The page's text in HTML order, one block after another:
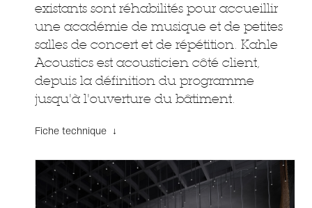
existants sont réhabilités pour accueillir
une académie de musique et de petites
salles de concert et de répétition. Kahle
Acoustics est acousticien côté client,
depuis la définition du programme
jusqu'à l'ouverture du bâtiment.
Fiche technique ↓